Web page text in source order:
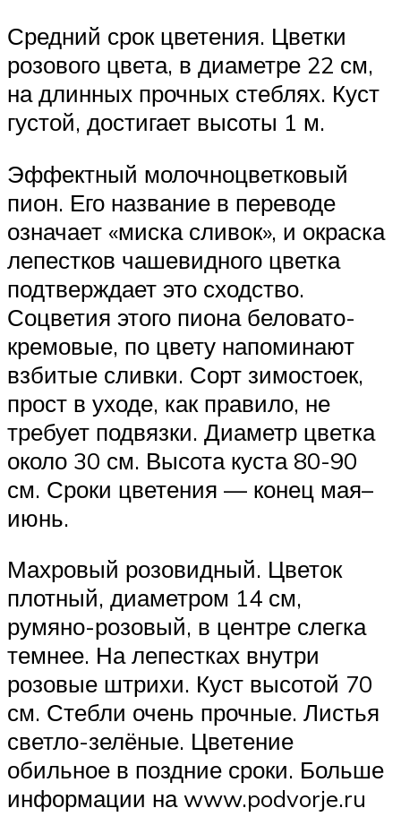
Средний срок цветения. Цветки
розового цвета, в диаметре 22 см,
на длинных прочных стеблях. Куст
густой, достигает высоты 1 м.
Эффектный молочноцветковый
пион. Его название в переводе
означает «миска сливок», и окраска
лепестков чашевидного цветка
подтверждает это сходство.
Соцветия этого пиона беловато-
кремовые, по цвету напоминают
взбитые сливки. Сорт зимостоек,
прост в уходе, как правило, не
требует подвязки. Диаметр цветка
около 30 см. Высота куста 80-90
см. Сроки цветения — конец мая–
июнь.
Махровый розовидный. Цветок
плотный, диаметром 14 см,
румяно-розовый, в центре слегка
темнее. На лепестках внутри
розовые штрихи. Куст высотой 70
см. Стебли очень прочные. Листья
светло-зелёные. Цветение
обильное в поздние сроки. Больше
информации на www.podvorje.ru